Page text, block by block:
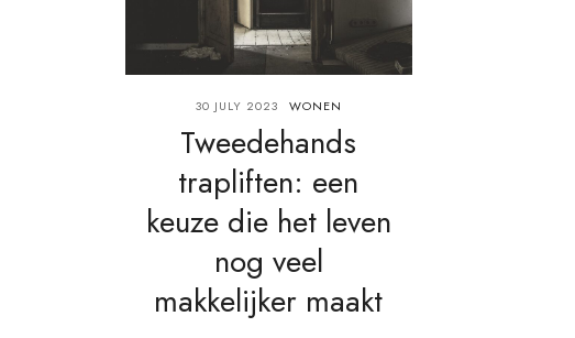
30 JULY 2023 WONEN
Tweedehands
trapliften: een
keuze die het leven
nog veel
makkelijker maakt